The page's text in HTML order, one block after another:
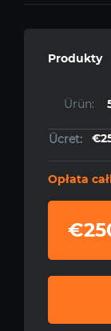
Produkty
Opłata